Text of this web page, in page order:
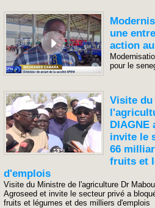
une
action
pour le
Visite
DIAGNE
invite le
66
fruits et
d'emplois
Visite du Ministre de l'agriculture Dr
Agroseed et invite le secteur privé a
fruits et légumes et des milliers d'emplois